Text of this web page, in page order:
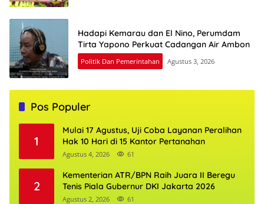
Hadapi Kemarau dan El Nino, Perumdam
Tirta Yapono Perkuat Cadangan Air Ambon
Politik Dan Pemerintahan Agustus 3, 2026
Pos Populer
1
Mulai 17 Agustus, Uji Coba Layanan Peralihan
Hak 10 Hari di 15 Kantor Pertanahan
Agustus 4, 2026 61
2
Kementerian ATR/BPN Raih Juara II Beregu
Tenis Piala Gubernur DKI Jakarta 2026
Agustus 2, 2026 61